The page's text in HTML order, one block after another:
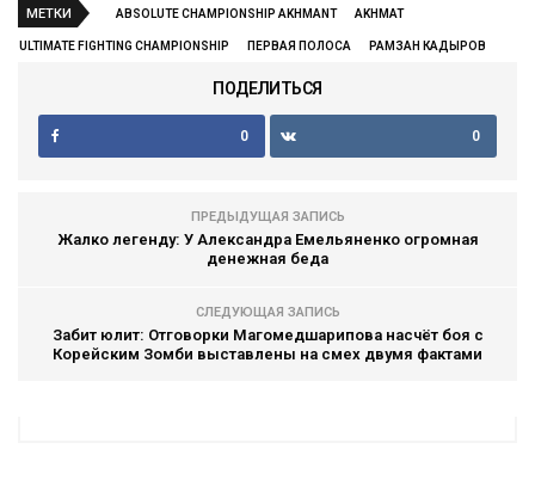
МЕТКИ ABSOLUTE CHAMPIONSHIP AKHMANT AKHMAT
ULTIMATE FIGHTING CHAMPIONSHIP ПЕРВАЯ ПОЛОСА РАМЗАН КАДЫРОВ
ПОДЕЛИТЬСЯ
0 0
ПРЕДЫДУЩАЯ ЗАПИСЬ
Жалко легенду: У Александра Емельяненко огромная
денежная беда
СЛЕДУЮЩАЯ ЗАПИСЬ
Забит юлит: Отговорки Магомедшарипова насчёт боя с
Корейским Зомби выставлены на смех двумя фактами